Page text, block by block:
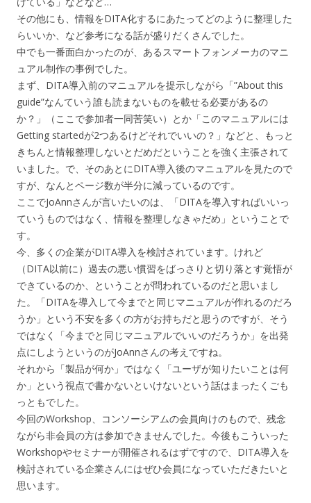
その他にも、情報をDITA化するにあたってどのように整理した
らいいか、など参考になる話が盛りだくさんでした。
中でも一番面白かったのが、あるスマートフォンメーカのマニ
ュアル制作の事例でした。
まず、DITA導入前のマニュアルを提示しながら「”About this
guide”なんていう誰も読まないものを載せる必要があるの
か？」（ここで参加者一同苦笑い）とか「このマニュアルには
Getting startedが2つあるけどそれでいいの？」などと、もっと
きちんと情報整理しないとだめだということを強く主張されて
いました。で、そのあとにDITA導入後のマニュアルを見たので
すが、なんとページ数が半分に減っているのです。
ここでJoAnnさんが言いたいのは、「DITAを導入すればいいっ
ていうものではなく、情報を整理しなきゃだめ」ということで
す。
今、多くの企業がDITA導入を検討されています。けれど
（DITA以前に）過去の悪い慣習をばっさりと切り落とす覚悟が
できているのか、ということが問われているのだと思いまし
た。「DITAを導入して今までと同じマニュアルが作れるのだろ
うか」という不安を多くの方がお持ちだと思うのですが、そう
ではなく「今までと同じマニュアルでいいのだろうか」を出発
点にしようというのがJoAnnさんの考えですね。
それから「製品が何か」ではなく「ユーザが知りたいことは何
か」という視点で書かないといけないという話はまったくごも
っともでした。
今回のWorkshop、コンソーシアムの会員向けのもので、残念
ながら非会員の方は参加できませんでした。今後もこういった
Workshopやセミナーが開催されるはずですので、DITA導入を
検討されている企業さんにはぜひ会員になっていただきたいと
思います。